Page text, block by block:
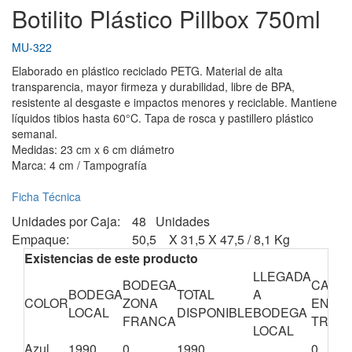
Botilito Plástico Pillbox 750ml
MU-322
Elaborado en plástico reciclado PETG. Material de alta
transparencia, mayor firmeza y durabilidad, libre de BPA,
resistente al desgaste e impactos menores y reciclable. Mantiene
líquidos tibios hasta 60°C. Tapa de rosca y pastillero plástico
semanal.
Medidas: 23 cm x 6 cm diámetro
Marca: 4 cm / Tampografía
Ficha Técnica
Unidades por Caja:
48 Unidades
Empaque:
50,5 X 31,5 X 47,5 / 8,1 Kg
Existencias de este producto
COLORBODEGA
LOCAL
BODEGA
ZONA
FRANCA
TOTAL
DISPONIBLE
LLEGADA
A
BODEGA
LOCAL
EN